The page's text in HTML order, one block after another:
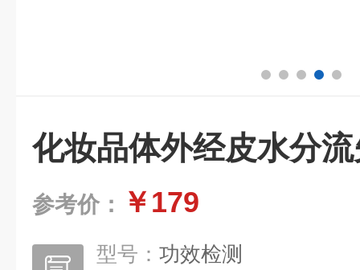
化妆品体外经皮水分
参考价： ￥179
型号： 功效检测